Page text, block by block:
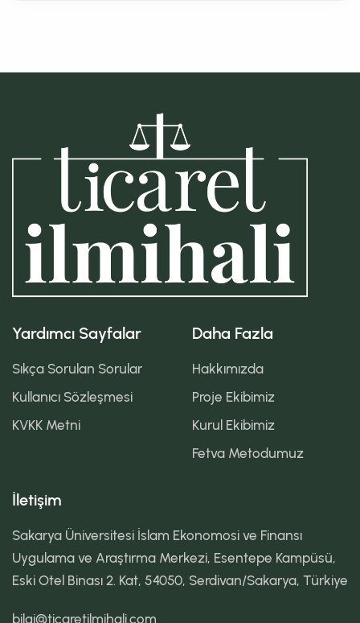
Yardımcı Sayfalar
Sıkça Sorulan Sorular
Kullanıcı Sözleşmesi
KVKK Metni
Daha Fazla
Hakkımızda
Proje Ekibimiz
Kurul Ekibimiz
Fetva Metodumuz
İletişim
Sakarya Üniversitesi İslam Ekonomosi ve Finansı
Uygulama ve Araştırma Merkezi, Esentepe Kampüsü,
Eski Otel Binası 2. Kat, 54050, Serdivan/Sakarya, Türkiye
bilgi@ticaretilmihali.com